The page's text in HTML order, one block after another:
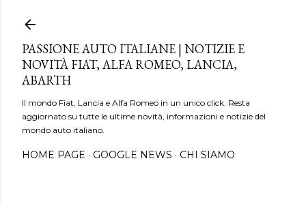
PASSIONE AUTO ITALIANE | NOTIZIE E
NOVITÀ FIAT, ALFA ROMEO, LANCIA,
ABARTH
Il mondo Fiat, Lancia e Alfa Romeo in un unico click. Resta
aggiornato su tutte le ultime novità, informazioni e notizie del
mondo auto italiano.
HOME PAGE GOOGLE NEWS CHI SIAMO